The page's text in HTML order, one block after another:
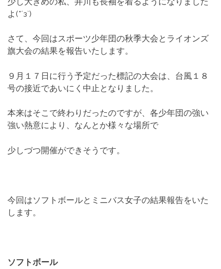
よ(*´з`)
さて、今回はスポーツ少年団の秋季大会とライオンズ
旗大会の結果を報告いたします。
９月１７日に行う予定だった標記の大会は、台風１８
号の接近であいにく中止となりました。
本来はそこで終わりだったのですが、各少年団の強い
強い熱意により、なんとか様々な場所で
少しづつ開催ができそうです。
今回はソフトボールとミニバス女子の結果報告をいた
します。
ソフトボール